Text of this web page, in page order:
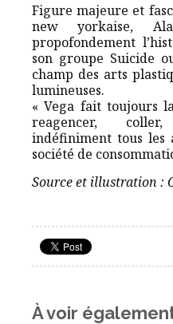
Figure majeure et
new yorkaise,
propofondement
son groupe Suicide
champ des arts
lumineuses.
« Vega fait toujours
reagencer,
indéfiniment tous les
société de
Source et illustration :
À voir